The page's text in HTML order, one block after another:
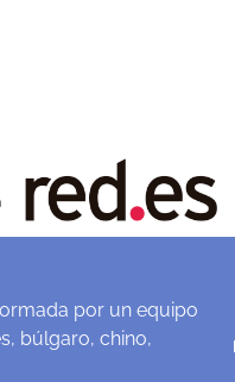
por un equipo
búlgaro, chino,